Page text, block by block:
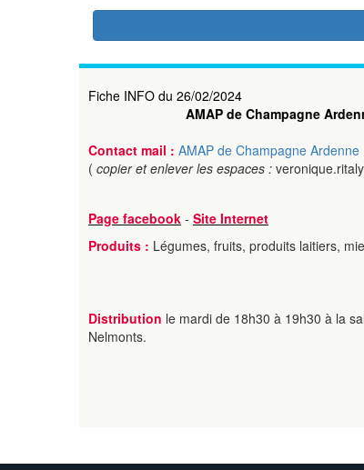
Fiche INFO du 26/02/2024
AMAP de Champagne
Contact mail : AMAP de Champagne Ardenne
( copier et enlever les espaces :
Page facebook - Site Internet
Produits : Légumes, fruits, produits laitiers,
Distribution le mardi de 18h30 à 19h30 à la
Nelmonts.